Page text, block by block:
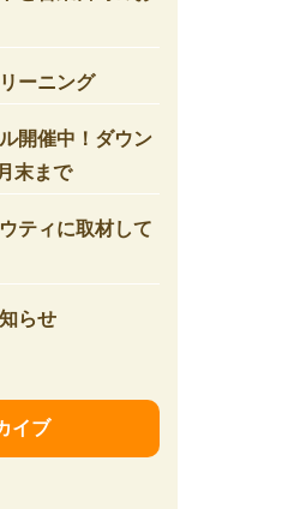
ーニング
開催中！ダウン
末まで
ティに取材して
らせ
イブ